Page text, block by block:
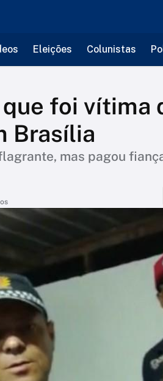
Eleições Colunistas
foi vítima
Brasília
mas pagou